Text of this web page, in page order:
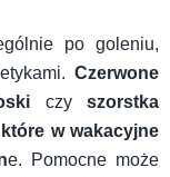
po goleniu,
Czerwone
czy szorstka
w wakacyjne
e. Pomocne może